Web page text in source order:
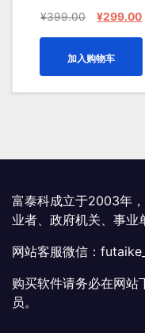
¥399.00
原
¥399.00。
¥299.00
加入购物车
富泰科成立于2003年
业者、政府机关、事业
网站客服微信：
购买软件请务必在网站
员。